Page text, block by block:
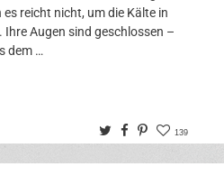
reicht nicht, um die Kälte in
Augen sind geschlossen –
dem …
TwitterFacebook
Pinterest
139